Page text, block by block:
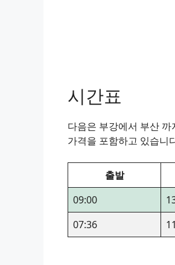
시간표
다음은 부강에서 부산
가격을 포함하고 있습니
출발
09:00
07:36